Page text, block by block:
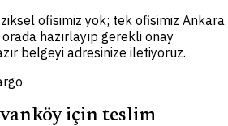
ofisimiz yok; tek ofisimiz Ankara
hazırlayıp gerekli onay
belgeyi adresinize iletiyoruz.
için teslim